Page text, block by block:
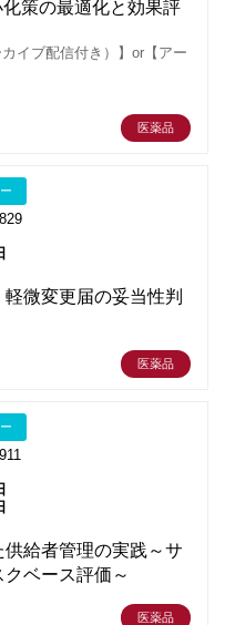
策の最適化と効果評
イブ配信付き）】or【アー
医薬品
微変更届の妥当性判
医薬品
給者管理の実践～サ
ベース評価～
医薬品